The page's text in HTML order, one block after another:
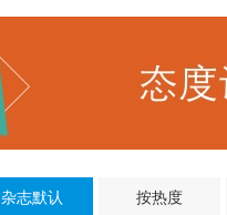
杂志默认 按热度